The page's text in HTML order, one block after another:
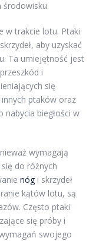
środowisku.
w trakcie lotu. Ptaki
aby uzyskać
Ta umiejętność jest
i
się
ptaków oraz
biegłości w
wymagają
do różnych
nóg i skrzydeł
kątów lotu, są
Często ptaki
się próby i
swojego